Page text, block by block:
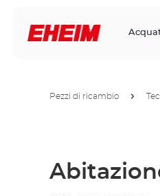
Pezzi di ricambio